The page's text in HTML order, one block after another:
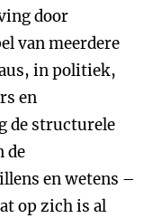
door
van meerdere
in politiek,
en
de structurele
de
en wetens –
op zich is al